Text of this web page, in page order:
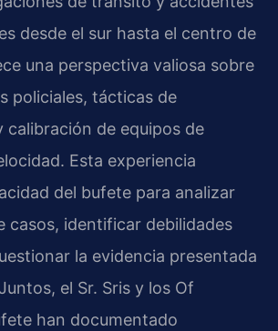
desde el sur hasta el centro de
una perspectiva valiosa sobre
policiales, tácticas de
calibración de equipos de
Esta experiencia
del bufete para analizar
casos, identificar debilidades
la evidencia presentada
el Sr. Sris y los Of
han documentado